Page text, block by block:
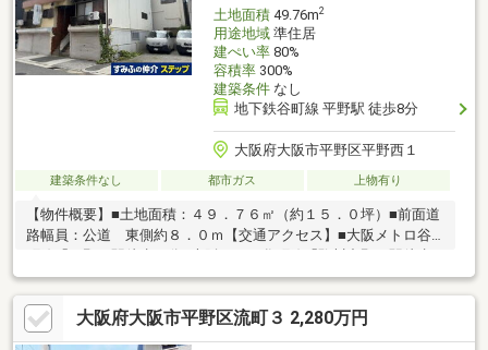
土地面積49.76m2
用途地域準住居
建ぺい率80%
容積率300%
建築条件なし
地下鉄谷町線 平野駅 徒歩8分
大阪府大阪市平野区平野西１
建築条件なし 都市ガス 上物有り
【物件概要】■土地面積：４９．７６㎡（約１５．０坪）■前面道
路幅員：公道 東側約８．０ｍ【交通アクセス】■大阪メトロ谷
１１分【周辺環境】☆コノミヤ平野西店まで徒歩７分（約４９０
ｍ）☆ファミリーマート平野西一丁目店まで徒歩３分（約１７０
ｍ）☆平野郵便局まで徒歩３分（約２２０ｍ）☆大阪市立新平野
西小学校まで徒歩９分（約６７０ｍ）☆大阪市立平野中学校まで
大阪府大阪市平野区流町３ 2,280万円